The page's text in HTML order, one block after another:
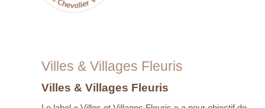
Villes & Villages Fleuris
Villes & Villages Fleuris